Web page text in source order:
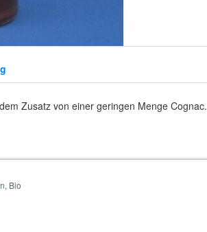
Zusatz von einer geringen Menge Cognac.
Bio